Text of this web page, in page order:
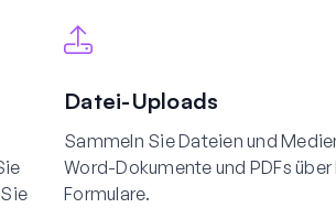
Datei-Uploads
Sammeln Sie Dateien und
Word-Dokumente und PDFs über
Formulare.